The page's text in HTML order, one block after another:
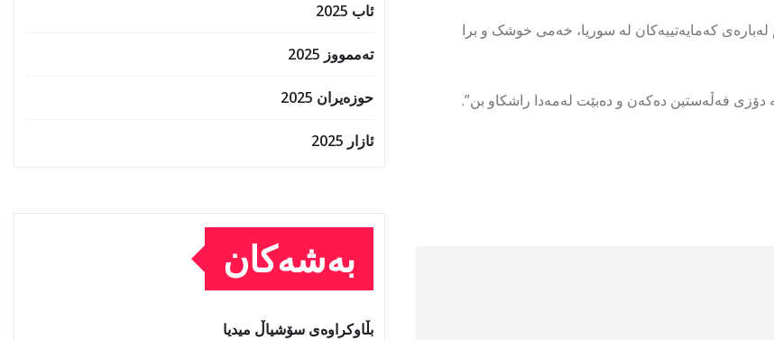
کەمایەتییەکان لە سوریا، خەمی خوشک و برا
دۆزی فەڵەستین دەکەن و دەبێت لەمەدا راشکاو بن”.
ئاب 2025
تەممووز 2025
حوزه‌یران 2025
ئازار 2025
بەشەکان
بڵاوکراوەی سۆشیاڵ میدیا